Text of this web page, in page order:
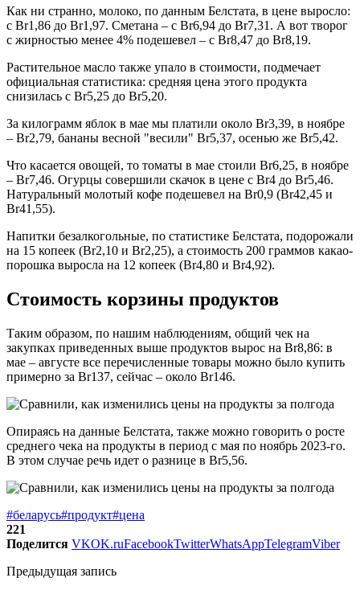
Как ни странно, молоко, по данным Белстата, в цене выросло:
с Br1,86 до Br1,97. Сметана – с Br6,94 до Br7,31. А вот творог
с жирностью менее 4% подешевел – с Br8,47 до Br8,19.
Растительное масло также упало в стоимости, подмечает
официальная статистика: средняя цена этого продукта
снизилась с Br5,25 до Br5,20.
За килограмм яблок в мае мы платили около Br3,39, в ноябре
– Br2,79, бананы весной "весили" Br5,37, осенью же Br5,42.
Что касается овощей, то томаты в мае стоили Br6,25, в ноябре
– Br7,46. Огурцы совершили скачок в цене с Br4 до Br5,46.
Натуральный молотый кофе подешевел на Br0,9 (Br42,45 и
Br41,55).
Напитки безалкогольные, по статистике Белстата, подорожали
на 15 копеек (Br2,10 и Br2,25), а стоимость 200 граммов какао-
порошка выросла на 12 копеек (Br4,80 и Br4,92).
Стоимость корзины продуктов
Таким образом, по нашим наблюдениям, общий чек на
закупках приведенных выше продуктов вырос на Br8,86: в
мае – августе все перечисленные товары можно было купить
примерно за Br137, сейчас – около Br146.
Опираясь на данные Белстата, также можно говорить о росте
среднего чека на продукты в период с мая по ноябрь 2023-го.
В этом случае речь идет о разнице в Br5,56.
#беларусь#продукт#цена
221
Поделится VKOK.ruFacebookTwitterWhatsAppTelegramViber
Предыдущая запись